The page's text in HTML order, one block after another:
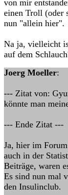
von mir
einen Troll (oder
nun "allein hier".
Na ja, vielleicht
auf dem
Joerg Moeller:
--- Zitat von:
könnte man
--- Ende Zitat ---
Ja, hier im
auch in der
Beiträge, waren
Es sind nun mal
den Insulinclub.